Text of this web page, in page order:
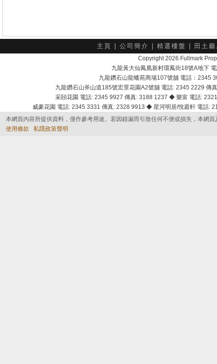
主頁 公司簡介 精選樓盤 田土
Copyright 2026 Fullmark
九龍黃大仙鳳凰新村環鳳街18號A地下
九龍鑽石山龍蟠苑商場107號舖 電話：2345
九龍鑽石山斧山道185號宏景花園A2號舖 電話: 2345 2229
采頣花園 電話: 2345 9927 傳真: 3188 1237 ◆ 樂富 電話:
威豪花園 電話: 2345 3331 傳真: 2328 9913 ◆ 星河明居/悅庭軒 電話
本網頁內容所提供資料，僅作參考用途。若因錯漏而引致任何不便或損失，本網
使用條款
私隱政策聲明